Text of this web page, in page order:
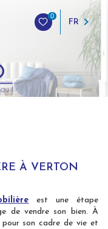
0
FR
À VERTON
est une étape
de vendre son bien. À
pour son cadre de vie et